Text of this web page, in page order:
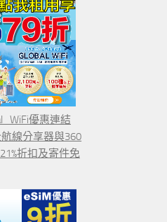
優惠連結
線分享器與360
折扣及寄件免